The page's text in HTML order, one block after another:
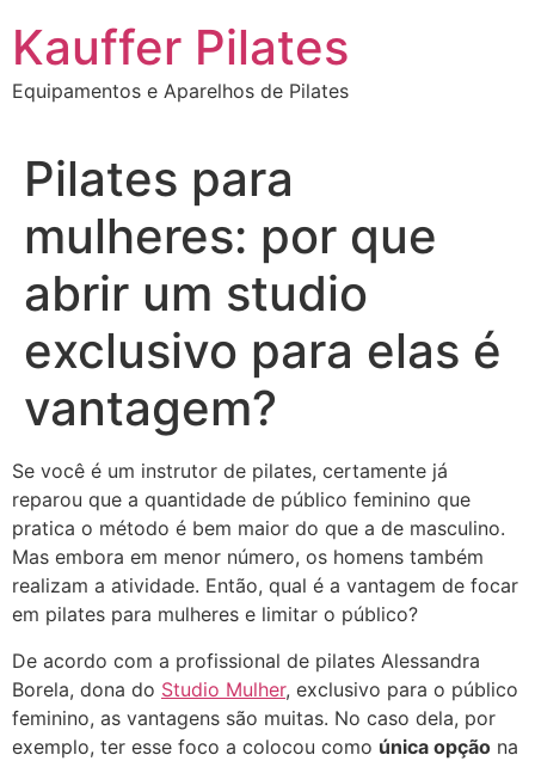
para
conteúdo
Kauffer Pilates
Equipamentos e Aparelhos de Pilates
Pilates para
mulheres: por que
abrir um studio
exclusivo para elas é
vantagem?
Se você é um instrutor de pilates, certamente já
reparou que a quantidade de público feminino que
pratica o método é bem maior do que a de masculino.
Mas embora em menor número, os homens também
realizam a atividade. Então, qual é a vantagem de focar
em pilates para mulheres e limitar o público?
De acordo com a profissional de pilates Alessandra
Borela, dona do Studio Mulher, exclusivo para o público
feminino, as vantagens são muitas. No caso dela, por
exemplo, ter esse foco a colocou como única opção na